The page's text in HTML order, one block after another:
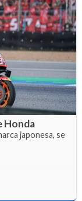
Honda
japonesa, se